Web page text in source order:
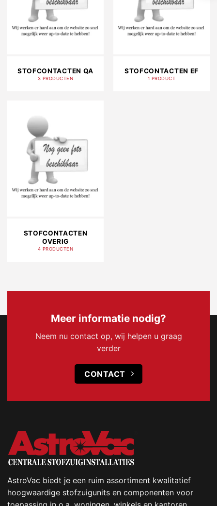
STOFCONTACTEN QA
3 PRODUCTEN
STOFCONTACTEN EF
1 PRODUCT
STOFCONTACTEN
OVERIG
4 PRODUCTEN
Meer informatie nodig?
Neem nu contact op, wij helpen u graag
verder
CONTACT
AstroVac biedt je een ruim assortiment kwalitatief
hoogwaardige stofzuigunits en componenten voor